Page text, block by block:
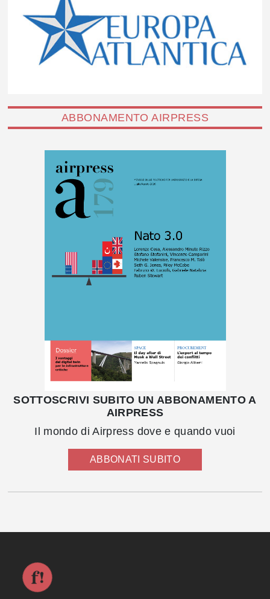
ABBONAMENTO AIRPRESS
SOTTOSCRIVI SUBITO UN ABBONAMENTO A
AIRPRESS
Il mondo di Airpress dove e quando vuoi
ABBONATI SUBITO